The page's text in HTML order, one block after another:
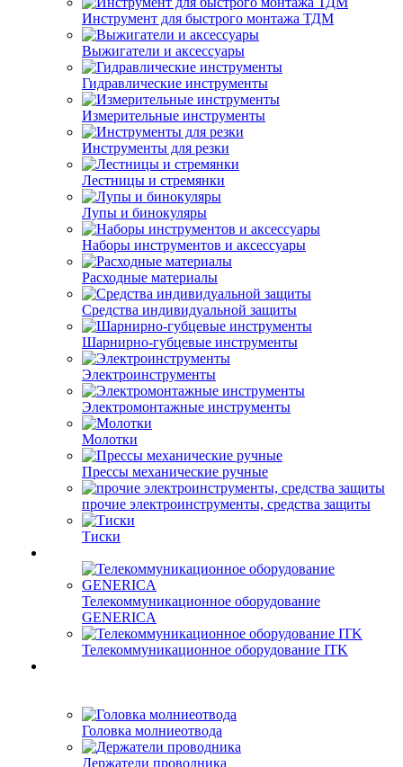
Инструмент для быстрого монтажа ТДМ
Выжигатели и аксессуары
Гидравлические инструменты
Измерительные инструменты
Инструменты для резки
Лестницы и стремянки
Лупы и бинокуляры
Наборы инструментов и аксессуары
Расходные материалы
Средства индивидуальной защиты
Шарнирно-губцевые инструменты
Электроинструменты
Электромонтажные инструменты
Молотки
Прессы механические ручные
прочие электроинструменты, средства защиты
Тиски
Телекоммуникационное оборудование
GENERICA
Телекоммуникационное оборудование ITK
Головка молниеотвода
Держатели проводника